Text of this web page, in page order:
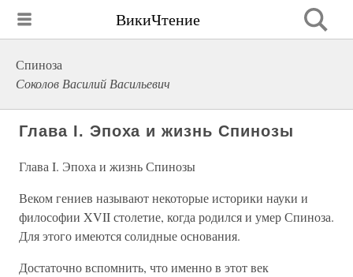
ВикиЧтение
Спиноза
Соколов Василий Васильевич
Глава I. Эпоха и жизнь Спинозы
Глава I. Эпоха и жизнь Спинозы
Веком гениев называют некоторые историки науки и
философии XVII столетие, когда родился и умер Спиноза.
Для этого имеются солидные основания.
Достаточно вспомнить, что именно в этот век